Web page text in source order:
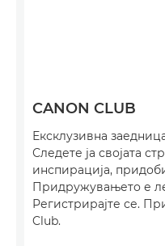
CANON CLUB
Ексклузивна
Следете ја својата
инспирација,
Придружувањето е
Регистрирајте се.
Club.